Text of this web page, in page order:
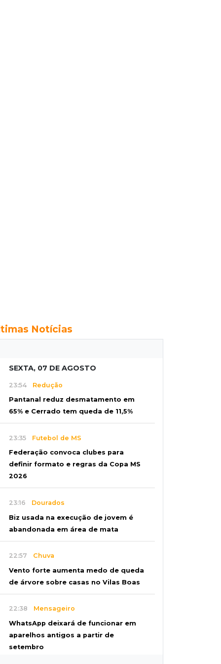
Notícias
SEXTA, 07 DE AGOSTO
23:54 Redução
Pantanal reduz desmatamento em
65% e Cerrado tem queda de 11,5%
23:35 Futebol de MS
Federação convoca clubes para
definir formato e regras da Copa MS
2026
23:16 Dourados
Biz usada na execução de jovem é
abandonada em área de mata
22:57 Chuva
Vento forte aumenta medo de queda
de árvore sobre casas no Vilas Boas
22:38 Mensageiro
WhatsApp deixará de funcionar em
aparelhos antigos a partir de
setembro